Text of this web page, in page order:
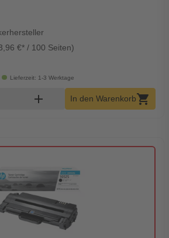
€* / 100 Seiten)
Lieferzeit: 1-3 Werktage
Warenkorb Menge
add In den Warenkorbshopping_cart